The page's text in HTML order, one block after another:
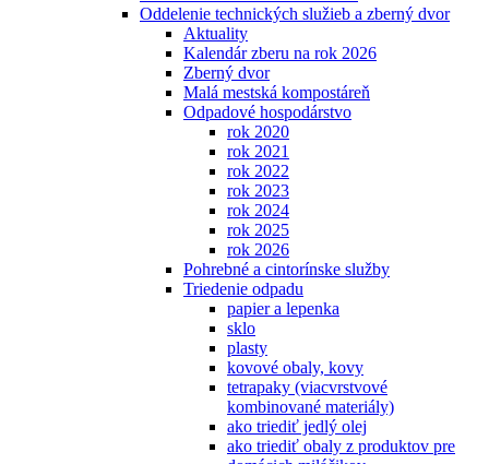
Oddelenie technických služieb a zberný dvor
Aktuality
Kalendár zberu na rok 2026
Zberný dvor
Malá mestská kompostáreň
Odpadové hospodárstvo
rok 2020
rok 2021
rok 2022
rok 2023
rok 2024
rok 2025
rok 2026
Pohrebné a cintorínske služby
Triedenie odpadu
papier a lepenka
sklo
plasty
kovové obaly, kovy
tetrapaky (viacvrstvové
kombinované materiály)
ako triediť jedlý olej
ako triediť obaly z produktov pre